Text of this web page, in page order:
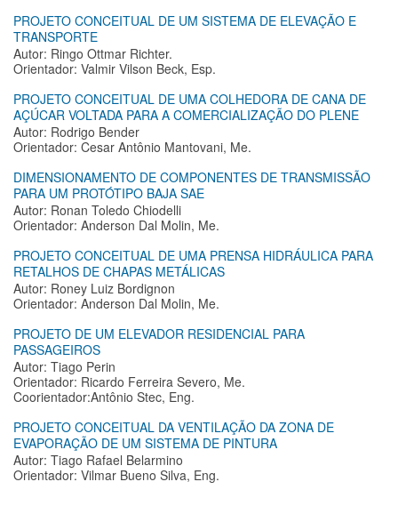
PROJETO CONCEITUAL DE UM SISTEMA DE ELEVAÇÃO E
TRANSPORTE
Autor: Ringo Ottmar Richter.
Orientador: Valmir Vilson Beck, Esp.
PROJETO CONCEITUAL DE UMA COLHEDORA DE CANA DE
AÇÚCAR VOLTADA PARA A COMERCIALIZAÇÃO DO PLENE
Autor: Rodrigo Bender
Orientador: Cesar Antônio Mantovani, Me.
DIMENSIONAMENTO DE COMPONENTES DE TRANSMISSÃO
PARA UM PROTÓTIPO BAJA SAE
Autor: Ronan Toledo Chiodelli
Orientador: Anderson Dal Molin, Me.
PROJETO CONCEITUAL DE UMA PRENSA HIDRÁULICA PARA
RETALHOS DE CHAPAS METÁLICAS
Autor: Roney Luiz Bordignon
Orientador: Anderson Dal Molin, Me.
PROJETO DE UM ELEVADOR RESIDENCIAL PARA
PASSAGEIROS
Autor: Tiago Perin
Orientador: Ricardo Ferreira Severo, Me.
Coorientador:Antônio Stec, Eng.
PROJETO CONCEITUAL DA VENTILAÇÃO DA ZONA DE
EVAPORAÇÃO DE UM SISTEMA DE PINTURA
Autor: Tiago Rafael Belarmino
Orientador: Vilmar Bueno Silva, Eng.